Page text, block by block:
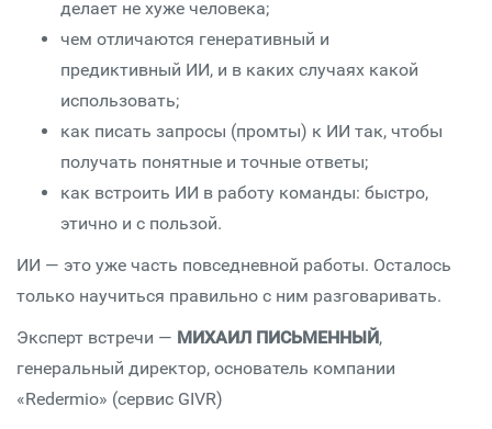
делает не хуже человека;
чем отличаются генеративный и
предиктивный ИИ, и в каких случаях какой
использовать;
как писать запросы (промты) к ИИ так, чтобы
получать понятные и точные ответы;
как встроить ИИ в работу команды: быстро,
этично и с пользой.
ИИ — это уже часть повседневной работы. Осталось
только научиться правильно с ним разговаривать.
Эксперт встречи — МИХАИЛ ПИСЬМЕННЫЙ,
генеральный директор, основатель компании
«Redermio» (сервис GIVR)